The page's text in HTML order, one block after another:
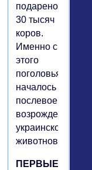
подарено
30 тысяч
коров.
Именно с
этого
поголовья
началось
послевоенное
возрождение
украинского
животноводства.
ПЕРВЫЕ